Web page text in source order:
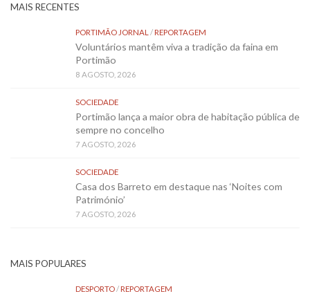
MAIS RECENTES
PORTIMÃO JORNAL /REPORTAGEM
Voluntários mantêm viva a tradição da faina em
Portimão
8 AGOSTO, 2026
SOCIEDADE
Portimão lança a maior obra de habitação pública de
sempre no concelho
7 AGOSTO, 2026
SOCIEDADE
Casa dos Barreto em destaque nas ‘Noites com
Património’
7 AGOSTO, 2026
MAIS POPULARES
DESPORTO/REPORTAGEM